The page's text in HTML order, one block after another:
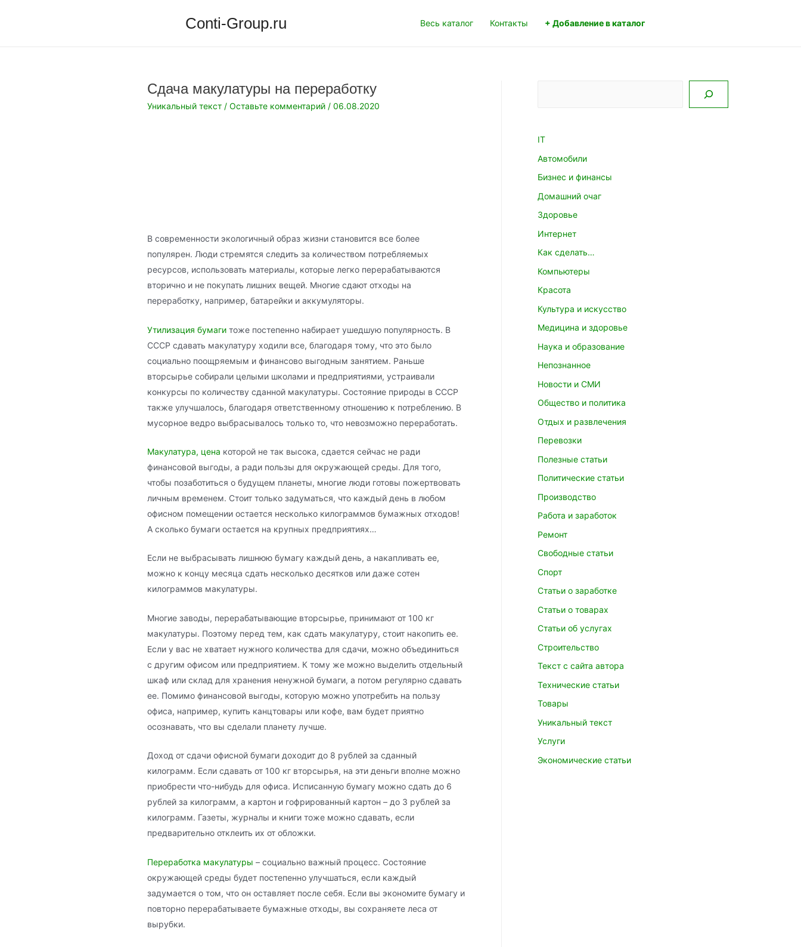
Conti-Group.ru Весь каталог Контакты + Добавление в каталог
Сдача макулатуры на переработку
Уникальный текст / Оставьте комментарий / 06.08.2020
В современности экологичный образ жизни становится все более
популярен. Люди стремятся следить за количеством потребляемых
ресурсов, использовать материалы, которые легко перерабатываются
вторично и не покупать лишних вещей. Многие сдают отходы на
переработку, например, батарейки и аккумуляторы.
Утилизация бумаги тоже постепенно набирает ушедшую популярность. В
СССР сдавать макулатуру ходили все, благодаря тому, что это было
социально поощряемым и финансово выгодным занятием. Раньше
вторсырье собирали целыми школами и предприятиями, устраивали
конкурсы по количеству сданной макулатуры. Состояние природы в СССР
также улучшалось, благодаря ответственному отношению к потреблению. В
мусорное ведро выбрасывалось только то, что невозможно переработать.
Макулатура, цена которой не так высока, сдается сейчас не ради
финансовой выгоды, а ради пользы для окружающей среды. Для того,
чтобы позаботиться о будущем планеты, многие люди готовы пожертвовать
личным временем. Стоит только задуматься, что каждый день в любом
офисном помещении остается несколько килограммов бумажных отходов!
А сколько бумаги остается на крупных предприятиях…
Если не выбрасывать лишнюю бумагу каждый день, а накапливать ее,
можно к концу месяца сдать несколько десятков или даже сотен
килограммов макулатуры.
Многие заводы, перерабатывающие вторсырье, принимают от 100 кг
макулатуры. Поэтому перед тем, как сдать макулатуру, стоит накопить ее.
Если у вас не хватает нужного количества для сдачи, можно объединиться
с другим офисом или предприятием. К тому же можно выделить отдельный
шкаф или склад для хранения ненужной бумаги, а потом регулярно сдавать
ее. Помимо финансовой выгоды, которую можно употребить на пользу
офиса, например, купить канцтовары или кофе, вам будет приятно
осознавать, что вы сделали планету лучше.
Доход от сдачи офисной бумаги доходит до 8 рублей за сданный
килограмм. Если сдавать от 100 кг вторсырья, на эти деньги вполне можно
приобрести что-нибудь для офиса. Исписанную бумагу можно сдать до 6
рублей за килограмм, а картон и гофрированный картон – до 3 рублей за
килограмм. Газеты, журналы и книги тоже можно сдавать, если
предварительно отклеить их от обложки.
Переработка макулатуры – социально важный процесс. Состояние
окружающей среды будет постепенно улучшаться, если каждый
задумается о том, что он оставляет после себя. Если вы экономите бумагу и
повторно перерабатываете бумажные отходы, вы сохраняете леса от
вырубки.
IT
Автомобили
Бизнес и финансы
Домашний очаг
Здоровье
Интернет
Как сделать…
Компьютеры
Красота
Культура и искусство
Медицина и здоровье
Наука и образование
Непознанное
Новости и СМИ
Общество и политика
Отдых и развлечения
Перевозки
Полезные статьи
Политические статьи
Производство
Работа и заработок
Ремонт
Свободные статьи
Спорт
Статьи о заработке
Статьи о товарах
Статьи об услугах
Строительство
Текст с сайта автора
Технические статьи
Товары
Уникальный текст
Услуги
Экономические статьи